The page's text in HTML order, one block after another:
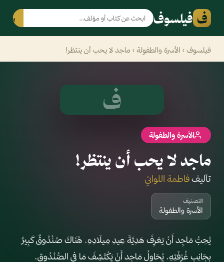
ف فيلسوف بحث
فيلسوف › الأسرة والطفولة › ماجد لا يحب أن ينتظر!
ف
الأسرة والطفولة
ماجد لا يحب أن ينتظر!
تأليففاطمة اللواتي
التصنيف
الأسرة والطفولة
يُحِبُّ مَاجِد أَنْ يَعْرِفَ هَدِيَّةَ عِيدِ مِيلَادِهِ. هُنَاكَ صُنْدُوقٌ كَبِيرٌ
بِجَانِبِ غُرْفَتِهِ. يُحَاوِلُ مَاجِد أَنْ يَكْتَشِفَ مَا فِي الصُّنْدُوقِ.